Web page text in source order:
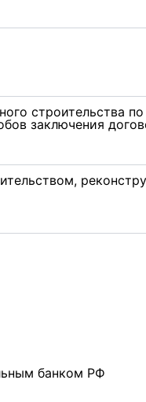
строительства по
заключения
банком РФ